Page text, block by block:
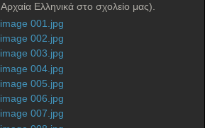
Ελληνικά στο σχολείο μας).